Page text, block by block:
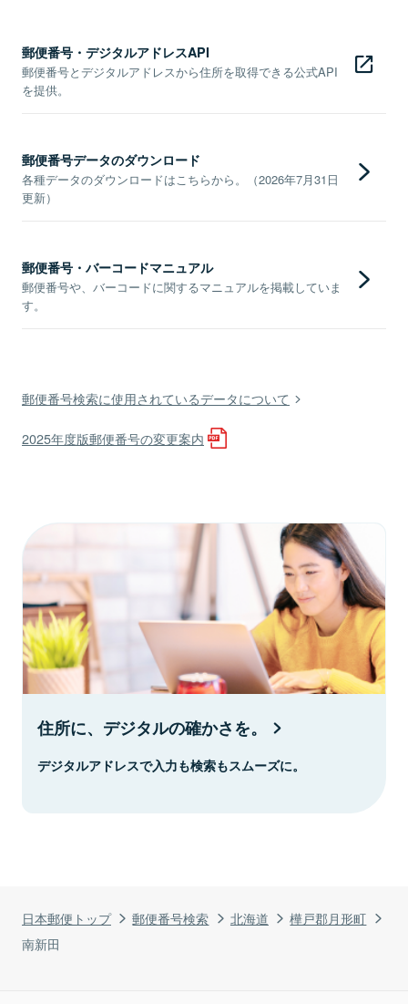
日本郵便トップ 郵便番号検索 北海道
樺戸郡月形町
南新田
郵便番号・デジタルアドレスAPI
郵便番号とデジタルアドレスから住所を取得できる公式API
を提供。
郵便番号データのダウンロード
各種データのダウンロードはこちらから。（2026年7月31日
更新）
郵便番号・バーコードマニュアル
郵便番号や、バーコードに関するマニュアルを掲載していま
す。
郵便番号検索に使用されているデータについて
2025年度版郵便番号の変更案内
住所に、デジタルの確かさを。
デジタルアドレスで入力も検索もスムーズに。